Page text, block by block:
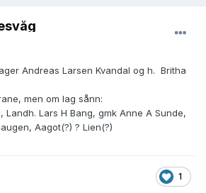
Andreas Larsen Kvandal og h. Britha
men om lag sånn:
Landh. Lars H Bang, gmk Anne A Sunde,
Aagot(?) ? Lien(?)
1